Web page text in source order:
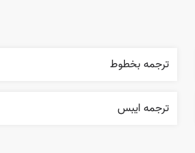
ترجمه بخطوط
ترجمه ايبس